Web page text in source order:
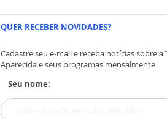
QUER RECEBER NOVIDADES?
Cadastre seu e-mail e receba notícias sobre a
Aparecida e seus programas mensalmente
Seu nome: